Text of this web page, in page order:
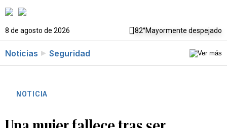
8 de agosto de 2026 82°Mayormente despejado
Noticias Seguridad
NOTICIA